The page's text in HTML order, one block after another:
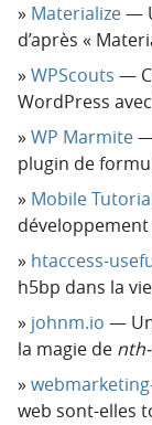
Materialize—
d’après «
WPScouts —
WordPress
WP Marmite
plugin de
Mobile
htaccess-
h5bp dans la
johnm.io —
la magie de
web sont-elles